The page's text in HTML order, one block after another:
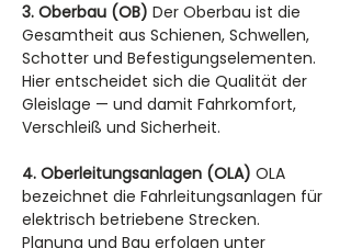
3. Oberbau (OB) Der Oberbau ist die
Gesamtheit aus Schienen, Schwellen,
Schotter und Befestigungselementen.
Hier entscheidet sich die Qualität der
Gleislage — und damit Fahrkomfort,
Verschleiß und Sicherheit.
4. Oberleitungsanlagen (OLA) OLA
bezeichnet die Fahrleitungsanlagen für
elektrisch betriebene Strecken.
Planung und Bau erfolgen unter